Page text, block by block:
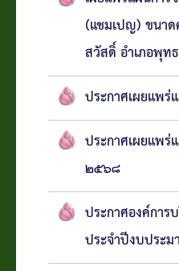
(แชมเปญ) ขนา
สวัสดิ์ อำเภอพุ
ประกาศเผยแพ
ประกาศเผยแพร่
๒๕๖๘
ประกาศองค์กา
ประจำปีงบประ